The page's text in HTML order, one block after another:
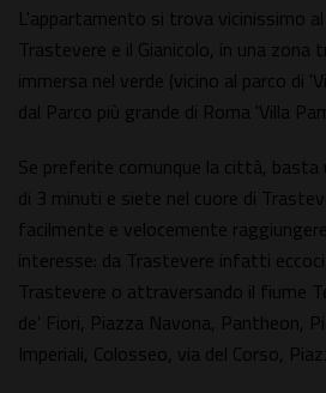
L'appartamento si trova vicinissimo
Trastevere e il Gianicolo, in una zona
immersa nel verde (vicino al parco di
dal Parco più grande di Roma 'Villa
Se preferite comunque la città, basta
di 3 minuti e siete nel cuore di
facilmente e velocemente
interesse: da Trastevere infatti
Trastevere o attraversando il fiume
de' Fiori, Piazza Navona, Pantheon,
Imperiali, Colosseo, via del Corso,